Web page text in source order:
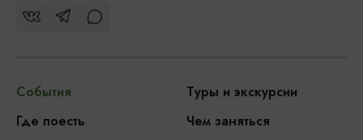
События
Туры и экскурсии
Где поесть
Чем заняться